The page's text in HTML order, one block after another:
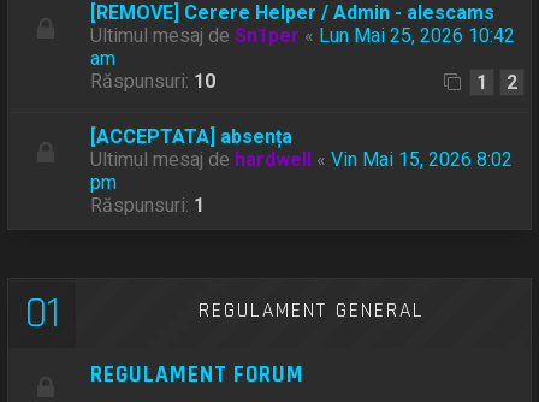
[REMOVE] Cerere Helper / Admin - alescams
Ultimul mesaj deSn1per « Lun Mai 25, 2026 10:42
am
Răspunsuri: 10 1 2
[ACCEPTATA] absența
Ultimul mesaj de hardwell «Vin Mai 15, 2026 8:02
pm
Răspunsuri: 1
01 REGULAMENT GENERAL
REGULAMENT FORUM